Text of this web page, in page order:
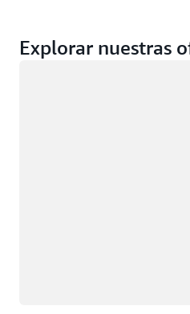
Explorar nuestras